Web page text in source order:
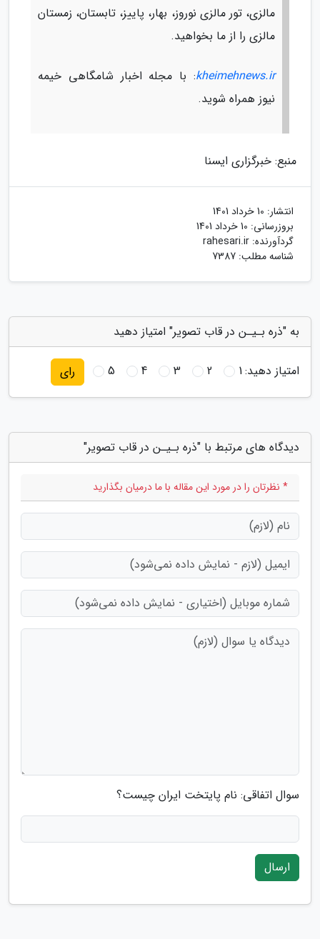
مالزی، تور مالزی نوروز، بهار، پاییز، تابستان، زمستان
مالزی را از ما بخواهید.
kheimehnews.ir: با مجله اخبار شامگاهی خیمه
نیوز همراه شوید.
منبع: خبرگزاری ایسنا
انتشار: 10 خرداد 1401
بروزرسانی: 10 خرداد 1401
گردآورنده: rahesari.ir
شناسه مطلب: 7387
به "ذره بـیـن در قاب تصویر" امتیاز دهید
امتیاز دهید:1
2
3
4
5 رای
دیدگاه های مرتبط با "ذره بـیـن در قاب تصویر"
* نظرتان را در مورد این مقاله با ما درمیان بگذارید
سوال اتفاقی: نام پایتخت ایران چیست؟
ارسال